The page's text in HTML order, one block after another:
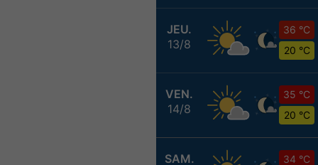
JEU.
13/8
36 °C
20 °C
VEN.
14/8
35 °C
20 °C
SAM.
34 °C